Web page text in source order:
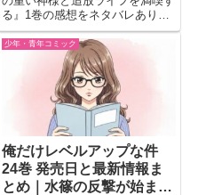
印象的
る』1巻の感想をネタバレありで
紹介。シャーレーンと神様の掛け
合いや人生をやり直す物語の魅力
を語っています。
少年・青年コミック
俺だけレベルアップな件
24巻 発売日と最新情報ま
とめ｜水篠の反撃が始まる